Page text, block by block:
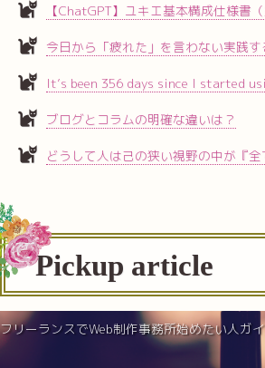
【ChatGPT】ユキエ基本構成仕様書（
今日から「疲れた」を言わない実践す
It’s been 356 days since I started
ブログとコラムの明確な違いは？
どうして人は己の狭い視野の中が『
Pickup article
フリーランスでWeb制作事務所始めたい人ガ